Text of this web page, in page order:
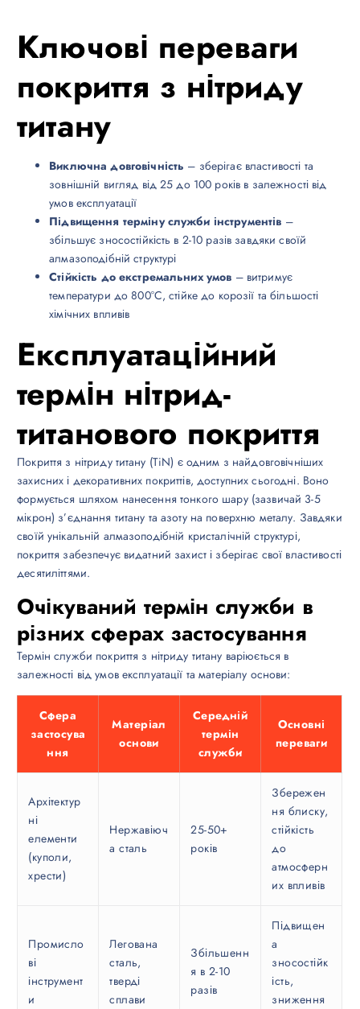
Ключові переваги
покриття з нітриду
титану
Виключна довговічність – зберігає властивості та
зовнішній вигляд від 25 до 100 років в залежності від
умов експлуатації
Підвищення терміну служби інструментів –
збільшує зносостійкість в 2-10 разів завдяки своїй
алмазоподібній структурі
Стійкість до екстремальних умов – витримує
температури до 800°C, стійке до корозії та більшості
хімічних впливів
Експлуатаційний
термін нітрид-
титанового покриття
Покриття з нітриду титану (TiN) є одним з найдовговічніших
захисних і декоративних покриттів, доступних сьогодні. Воно
формується шляхом нанесення тонкого шару (зазвичай 3-5
мікрон) з’єднання титану та азоту на поверхню металу. Завдяки
своїй унікальній алмазоподібній кристалічній структурі,
покриття забезпечує видатний захист і зберігає свої властивості
десятиліттями.
Очікуваний термін служби в
різних сферах застосування
Термін служби покриття з нітриду титану варіюється в
залежності від умов експлуатації та матеріалу основи:
Сфера
застосува
ння
Матеріал
основи
Середній
термін
служби
Основні
переваги
Архітектур
ні
елементи
(куполи,
хрести)
Нержавіюч
а сталь
25-50+
років
Збережен
ня блиску,
стійкість
до
атмосферн
их впливів
Промисло
ві
інструмент
и
Легована
сталь,
тверді
сплави
Збільшенн
я в 2-10
разів
Підвищен
а
зносостійк
ість,
зниження